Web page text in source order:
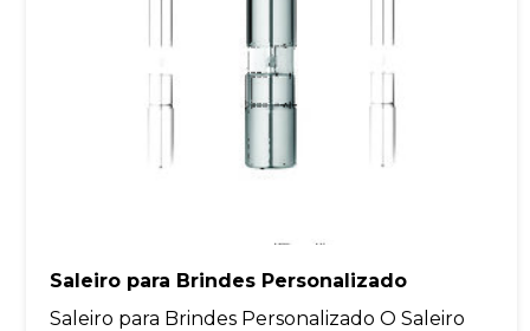
Saleiro para Brindes Personalizado
Saleiro para Brindes Personalizado O Saleiro